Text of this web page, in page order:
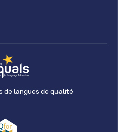
de langues de qualité